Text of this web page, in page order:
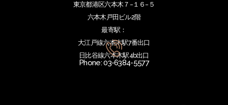
東京都港区六本木７−１６−５
六本木戸田ビル2階
最寄駅：
大江戸線六本木駅7番出口
日比谷線六本木駅4b出口
Phone: 03-6384-5577